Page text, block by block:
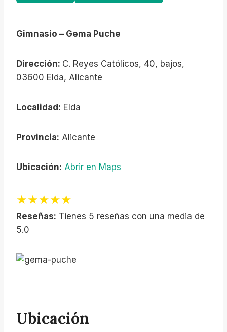
Gimnasio – Gema Puche
Dirección: C. Reyes Católicos, 40, bajos,
03600 Elda, Alicante
Localidad: Elda
Provincia: Alicante
Ubicación: Abrir en Maps
★★★★★
Reseñas: Tienes 5 reseñas con una media de
5.0
Ubicación